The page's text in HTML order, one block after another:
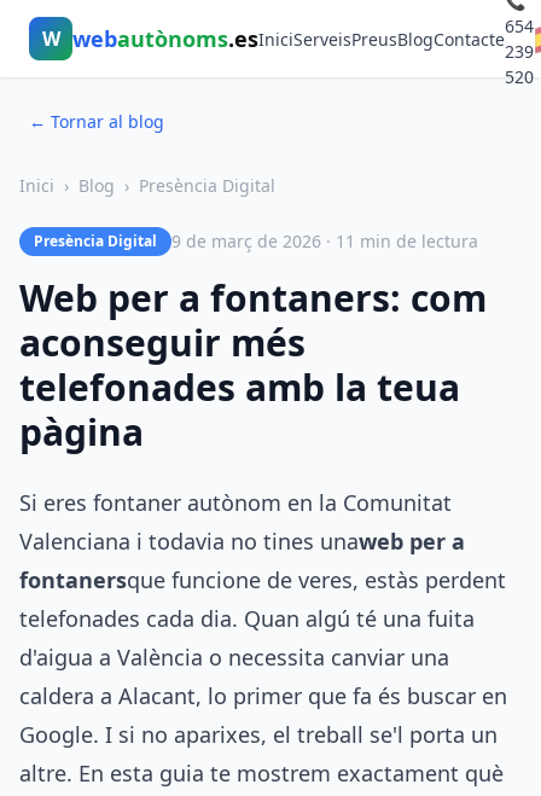
W webautònoms.esIniciServeisPreusBlogContacte
654
239
520
← Tornar al blog
Inici › Blog › Presència Digital
Presència Digital 9 de març de 2026 · 11 min de lectura
Web per a fontaners: com
aconseguir més
telefonades amb la teua
pàgina
Si eres fontaner autònom en la Comunitat
Valenciana i todavia no tines unaweb per a
fontanersque funcione de veres, estàs perdent
telefonades cada dia. Quan algú té una fuita
d'aigua a València o necessita canviar una
caldera a Alacant, lo primer que fa és buscar en
Google. I si no aparixes, el treball se'l porta un
altre. En esta guia te mostrem exactament què